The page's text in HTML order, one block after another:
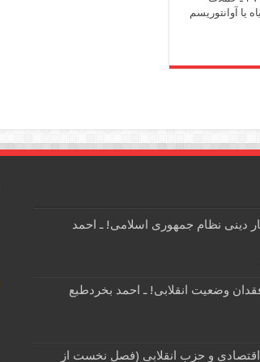
یا آوانتوریسم
دینی نظام جمهوری اسلامی! ـ احمد
وضعیت انقلابی! ـ احمد بخردطبع
و حزب انقلابی (فصل نخست از